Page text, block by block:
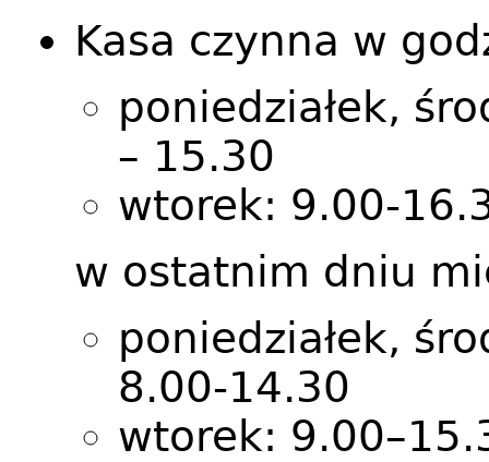
Kasa czynna w
poniedziałek,
– 15.30
wtorek: 9.00-
w ostatnim dniu
poniedziałek,
8.00-14.30
wtorek: